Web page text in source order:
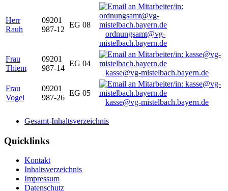
Herr
Rauh
09201
987-12
EG 08
ordnungsamt@vg-
mistelbach.bayern.de
Frau
Thiem
09201
987-14
EG 04
kasse@vg-mistelbach.bayern.de
Frau
Vogel
09201
987-26
EG 05
kasse@vg-mistelbach.bayern.de
Gesamt-Inhaltsverzeichnis
Quicklinks
Kontakt
Inhaltsverzeichnis
Impressum
Datenschutz